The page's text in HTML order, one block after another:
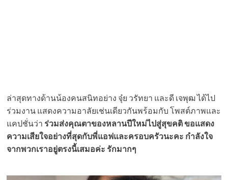
ล่าสุดทางด้านน้องคนสนิทอย่าง จุ๋ย วรัทยา และดี เจพุฒ ได้ไป
ร่วมงาน แสดงความอาลัยเช่นเดียวกันพร้อมกับ โพสต์ภาพและ
แคปชั่นว่า ร่วมส่งคุณตาของหลานปีใหม่ไปสู่สุขคติ ขอแสดง
ความเสียใจอย่างที่สุดกับพี่แอฟและครอบครัวนะคะ กำลังใจ
จากพวกเราอยู่ตรงนี้เสมอค่ะ รักมากๆ